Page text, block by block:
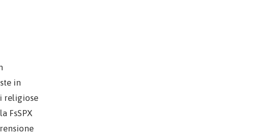
in
religiose
FsSPX